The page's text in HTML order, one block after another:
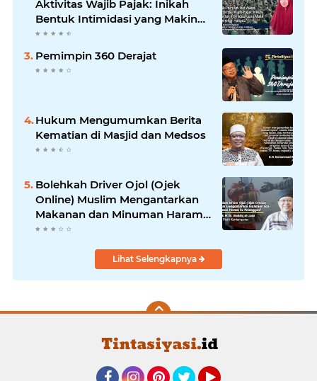
Aktivitas Wajib Pajak: Inikah
Bentuk Intimidasi yang Makin
Menekan Rakyat?
Pemimpin 360 Derajat
Hukum Mengumumkan Berita
Kematian di Masjid dan Medsos
Bolehkah Driver Ojol (Ojek
Online) Muslim Mengantarkan
Makanan dan Minuman Haram
ke Pelanggan?
Lihat Selengkapnya